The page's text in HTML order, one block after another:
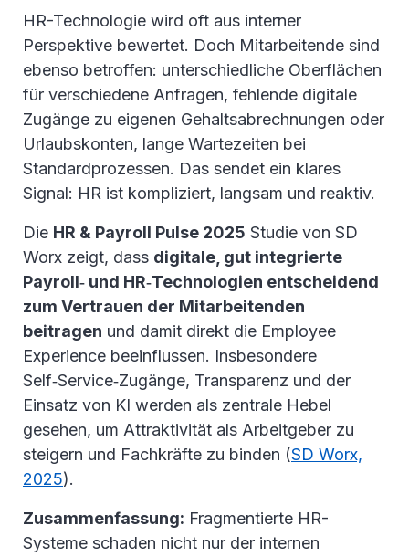
HR-Technologie wird oft aus interner
Perspektive bewertet. Doch Mitarbeitende sind
ebenso betroffen: unterschiedliche Oberflächen
für verschiedene Anfragen, fehlende digitale
Zugänge zu eigenen Gehaltsabrechnungen oder
Urlaubskonten, lange Wartezeiten bei
Standardprozessen. Das sendet ein klares
Signal: HR ist kompliziert, langsam und reaktiv.
Die HR & Payroll Pulse 2025 Studie von SD
Worx zeigt, dass digitale, gut integrierte
Payroll‑ und HR‑Technologien entscheidend
zum Vertrauen der Mitarbeitenden
beitragen und damit direkt die Employee
Experience beeinflussen. Insbesondere
Self‑Service‑Zugänge, Transparenz und der
Einsatz von KI werden als zentrale Hebel
gesehen, um Attraktivität als Arbeitgeber zu
steigern und Fachkräfte zu binden (SD Worx,
2025).
Zusammenfassung: Fragmentierte HR-
Systeme schaden nicht nur der internen